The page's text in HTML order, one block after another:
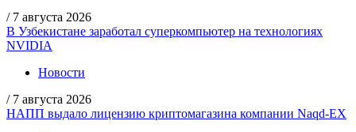
/ 7 августа 2026
В Узбекистане заработал суперкомпьютер на технологиях
NVIDIA
Новости
/ 7 августа 2026
НАПП выдало лицензию криптомагазина компании Naqd-EX